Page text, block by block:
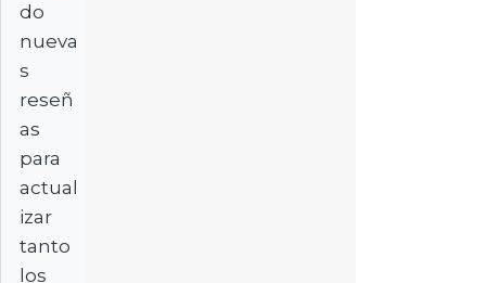
do
nueva
s
reseñ
as
para
actual
izar
tanto
los